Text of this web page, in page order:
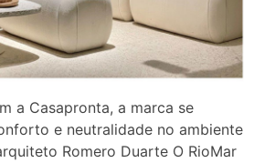
a Casapronta, a marca se
e neutralidade no ambiente
Romero Duarte O RioMar